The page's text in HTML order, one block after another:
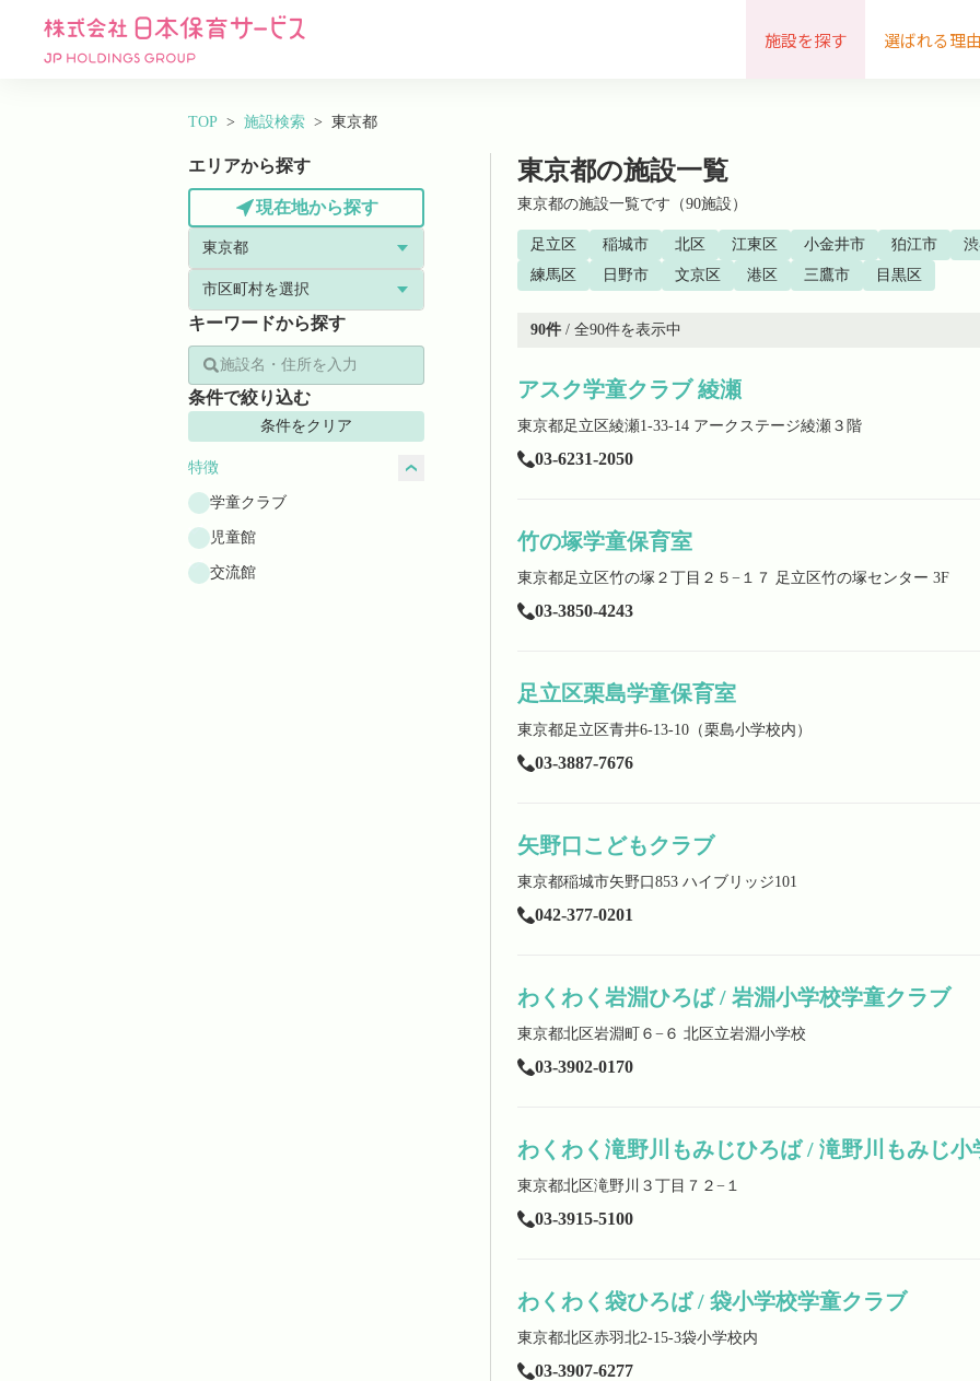
施設を探す 選ばれる理
TOP 施設検索 東京都
エリアから探す
現在地から探す
キーワードから探す
条件で絞り込む
条件をクリア
特徴
学童クラブ
児童館
交流館
東京都の施設一覧
東京都の施設一覧です（90施設）
足立区 稲城市 北区 江東区 小金井市 狛江市
練馬区
日野市 文京区 港区 三鷹市 目黒区
90件 / 全90件を表示中
アスク学童クラブ 綾瀬
東京都足立区綾瀬1-33-14 アークステージ綾瀬３階
03-6231-2050
竹の塚学童保育室
東京都足立区竹の塚２丁目２５−１７ 足立区竹の塚センター 3F
03-3850-4243
足立区栗島学童保育室
東京都足立区青井6-13-10（栗島小学校内）
03-3887-7676
矢野口こどもクラブ
東京都稲城市矢野口853 ハイブリッジ101
042-377-0201
わくわく岩淵ひろば / 岩淵小学校学童クラブ
東京都北区岩淵町６−６ 北区立岩淵小学校
03-3902-0170
わくわく滝野川もみじひろば / 滝野川もみじ
東京都北区滝野川３丁目７２−１
03-3915-5100
わくわく袋ひろば / 袋小学校学童クラブ
東京都北区赤羽北2-15-3袋小学校内
03-3907-6277